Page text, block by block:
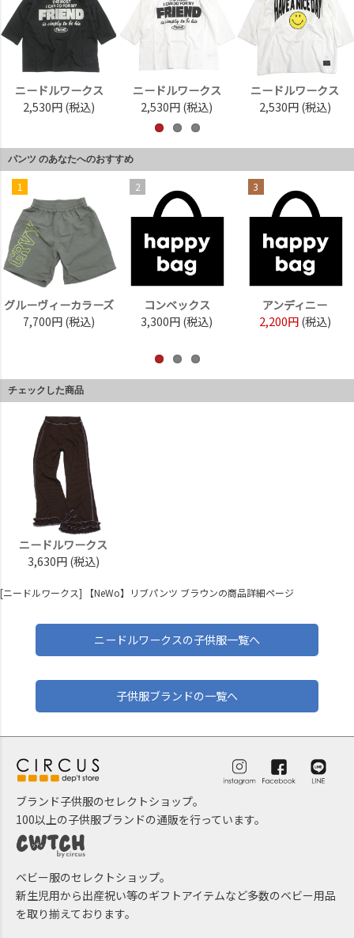
ニードルワークス
2,530円 (税込)
ニードルワークス
2,530円 (税込)
ニードルワークス
2,530円 (税込)
パンツ のあなたへのおすすめ
1
グルーヴィーカラーズ
7,700円 (税込)
2
コンベックス
3,300円 (税込)
3
アンディニー
2,200円 (税込)
チェックした商品
ニードルワークス
3,630円 (税込)
[ニードルワークス] 【NeWo】リブパンツ ブラウンの商品詳細ページ
ニードルワークスの子供服一覧へ
子供服ブランドの一覧へ
ブランド子供服のセレクトショップ。
100以上の子供服ブランドの通販を行っています。
ベビー服のセレクトショップ。
新生児用から出産祝い等のギフトアイテムなど多数のベビー用品
を取り揃えております。